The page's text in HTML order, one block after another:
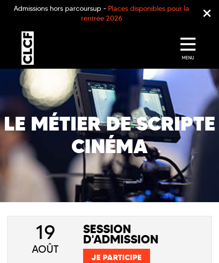
LE MÉTIER DE SCRIPTE
CINÉMA
19
AOÛT
SESSION
D'ADMISSION
JE PARTICIPE
Admissions hors parcoursup - Places disponibles pour la
rentrée 2026
MENU